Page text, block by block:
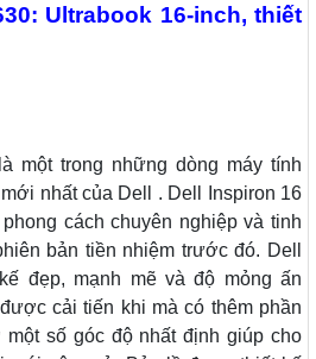
Ultrabook 16-inch, thiết
một trong những dòng máy tính
nhất của Dell . Dell Inspiron 16
cách chuyên nghiệp và tinh
bản tiền nhiệm trước đó. Dell
đẹp, mạnh mẽ và độ mỏng ấn
cải tiến khi mà có thêm phần
số góc độ nhất định giúp cho